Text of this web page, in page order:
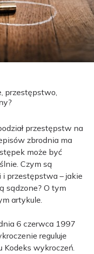
przestępstwo,
przestępstw na
zbrodnia ma
może być
Czym są
przestępstwa – jakie
sądzone? O tym
artykule.
6 czerwca 1997
reguluje
Kodeks wykroczeń.